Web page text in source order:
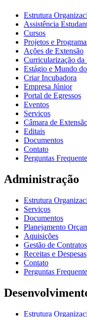
Estrutura
Assistência
Cursos
Projetos e
Ações de Extensão
Curricularização da
Estágio e Mundo
Criar Incubadora
Empresa Júnior
Portal de Egressos
Eventos
Serviços
Câmara de
Editais
Documentos
Contato
Perguntas
Administração
Estrutura
Serviços
Documentos
Planejamento
Aquisições
Gestão de Contratos
Receitas e Despesas
Contato
Perguntas
Estrutura